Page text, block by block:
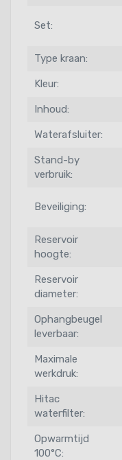
Set:
Type kraan:
Kleur:
Inhoud:
Waterafsluiter:
Stand-by
verbruik:
Beveiliging:
Reservoir
hoogte:
Reservoir
diameter:
Ophangbeugel
leverbaar:
Maximale
werkdruk:
Hitac
waterfilter:
Opwarmtijd
100°C: